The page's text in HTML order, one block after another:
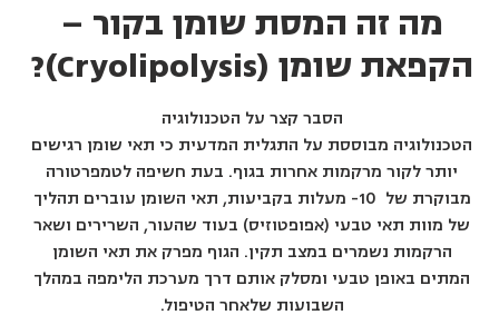
מה זה המסת שומן בקור –
הקפאת שומן (Cryolipolysis
)?
הסבר קצר על הטכנולוגיה
הטכנולוגיה מבוססת על התגלית המדעית כי תאי שומן רגישים
יותר לקור מרקמות אחרות בגוף. בעת חשיפה לטמפרטורה
מבוקרת של 10- מעלות בקביעות, תאי השומן עוברים תהליך
של מוות תאי טבעי (אפופטוזיס) בעוד שהעור, השרירים ושאר
הרקמות נשמרים במצב תקין. הגוף מפרק את תאי השומן
המתים באופן טבעי ומסלק אותם דרך מערכת הלימפה במהלך
השבועות שלאחר הטיפול.